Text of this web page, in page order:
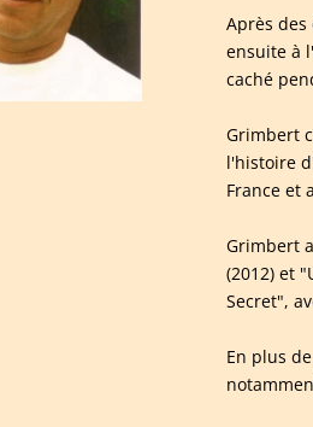
Après
ensuite à
caché
Grimbert
l'histoire
France et
Grimbert
(2012) et
Secret",
En plus